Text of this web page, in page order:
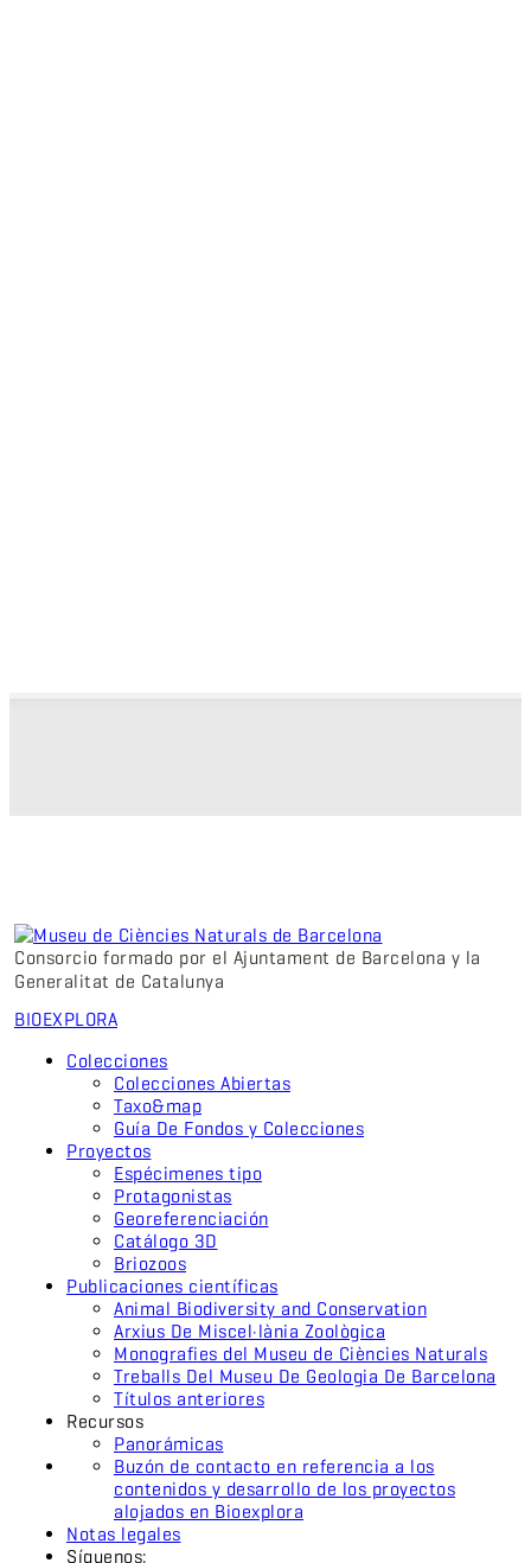
Consorcio formado por el Ajuntament de Barcelona y la
Generalitat de Catalunya
BIOEXPLORA
Colecciones
Colecciones Abiertas
Taxo&map
Guía De Fondos y Colecciones
Proyectos
Espécimenes tipo
Protagonistas
Georeferenciación
Catálogo 3D
Briozoos
Publicaciones científicas
Animal Biodiversity and Conservation
Arxius De Miscel·lània Zoològica
Monografies del Museu de Ciències Naturals
Treballs Del Museu De Geologia De Barcelona
Títulos anteriores
Recursos
Panorámicas
Buzón de contacto en referencia a los
contenidos y desarrollo de los proyectos
alojados en Bioexplora
Notas legales
Síguenos: